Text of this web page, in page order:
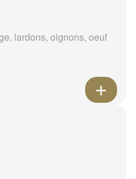
lardons, oignons, oeuf